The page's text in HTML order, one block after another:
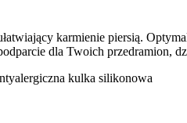
karmienie piersią.
dla Twoich przedramion,
kulka silikonowa